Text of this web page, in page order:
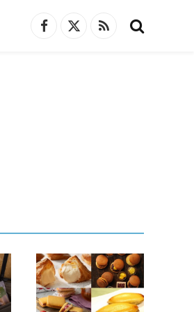
Facebook
X
RSS